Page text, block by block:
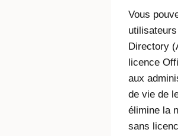
Vous
Directory
licence
aux
de vie de
élimine la
sans